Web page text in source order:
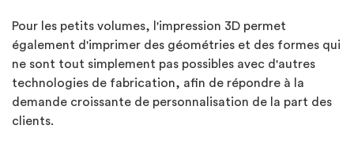
Pour les petits volumes, l'impression 3D permet
également d'imprimer des géométries et des formes qui
ne sont tout simplement pas possibles avec d'autres
technologies de fabrication, afin de répondre à la
demande croissante de personnalisation de la part des
clients.